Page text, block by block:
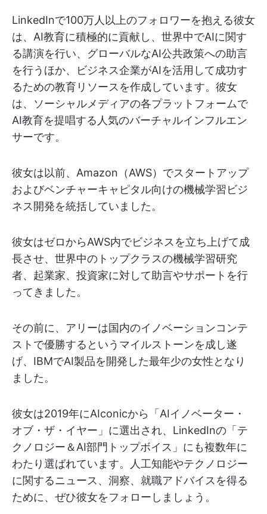
LinkedInで100万人以上のフォロワーを抱える彼女
は、AI教育に積極的に貢献し、世界中でAIに関す
る講演を行い、グローバルなAI公共政策への助言
を行うほか、ビジネス企業がAIを活用して成功す
るための教育リソースを作成しています。彼女
は、ソーシャルメディアの各プラットフォームで
AI教育を提唱する人気のバーチャルインフルエン
サーです。
彼女は以前、Amazon（AWS）でスタートアップ
およびベンチャーキャピタル向けの機械学習ビジ
ネス開発を統括していました。
彼女はゼロからAWS内でビジネスを立ち上げて成
長させ、世界中のトップクラスの機械学習研究
者、起業家、投資家に対して助言やサポートを行
ってきました。
その前に、アリーは国内のイノベーションコンテ
ストで優勝するというマイルストーンを成し遂
げ、IBMでAI製品を開発した最年少の女性となり
ました。
彼女は2019年にAIconicから「AIイノベーター・
オブ・ザ・イヤー」に選出され、LinkedInの「テ
クノロジー＆AI部門トップボイス」にも複数年に
わたり選ばれています。人工知能やテクノロジー
に関するニュース、洞察、就職アドバイスを得る
ために、ぜひ彼女をフォローしましょう。